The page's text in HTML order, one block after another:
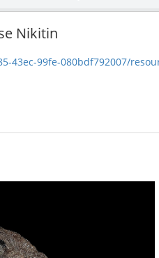
Nikitin
080bdf792007/resource/